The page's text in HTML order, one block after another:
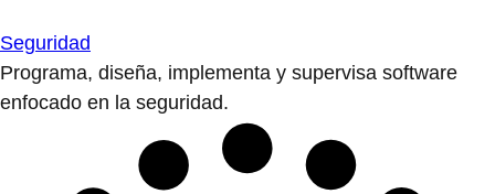
Seguridad
Programa, diseña, implementa y supervisa software
enfocado en la seguridad.